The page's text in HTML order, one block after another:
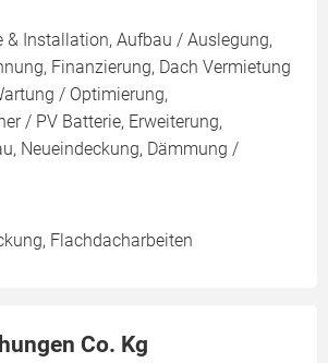
& Installation, Aufbau / Auslegung,
Finanzierung, Dach Vermietung
/ Optimierung,
/ PV Batterie, Erweiterung,
Neueindeckung, Dämmung /
Flachdacharbeiten
Co. Kg